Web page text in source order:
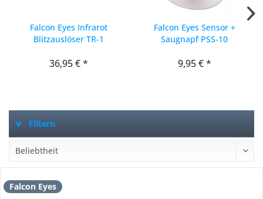
Falcon Eyes Infrarot
Blitzauslöser TR-1
36,95 € *
Falcon Eyes Sensor +
Saugnapf PSS-10
9,95 € *
Filtern
Falcon Eyes